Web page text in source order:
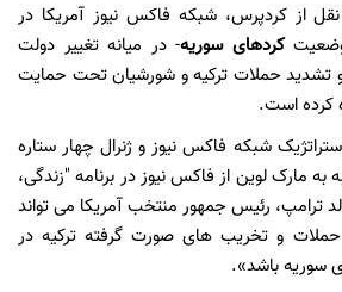
از کردپرس، شبکه فاکس نیوز آمریکا در
وضعیتکردهای سوریه- در میانه تغییر دولت
تشدید حملات ترکیه و شورشیان تحت حمایت
کرده است.
شبکه فاکس نیوز و ژنرال چهار ستاره
به مارک لوین از فاکس نیوز در برنامه "زندگی،
ترامپ، رئیس جمهور منتخب آمریکا می تواند
و تخریب های صورت گرفته ترکیه در
سوریه باشد».